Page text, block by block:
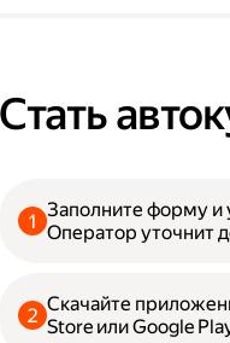
Стать
Заполните форму и
Оператор уточнит
Скачайте
Store или Google